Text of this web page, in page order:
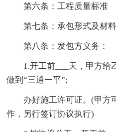
第六条：工程质量标准
第七条：承包形式及材
第八条：发包方义务：
1.开工前___天，甲方给
做到“三通一平”;
办好施工许可证。(甲方
作，另行签订协议执行)